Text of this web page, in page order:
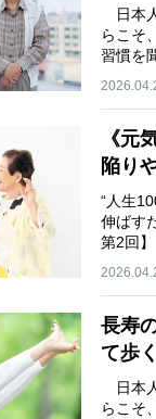
日本
らこそ
習慣を
《元
陥り
“人生
伸ばす
第2回
長寿
て歩
日本
らこそ